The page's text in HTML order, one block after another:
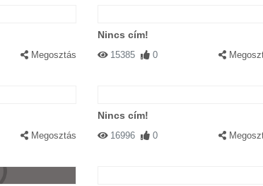
Megosztás
Nincs cím!
15385 0
Megosztás
Nincs cím!
16996 0